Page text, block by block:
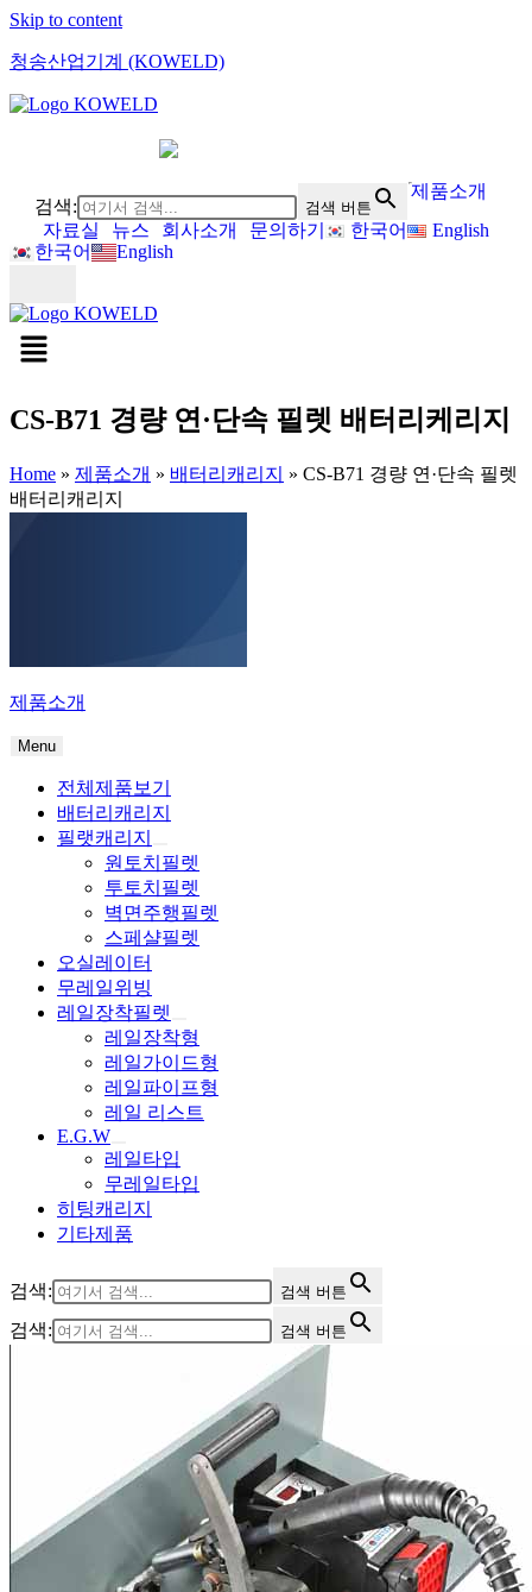
Skip to content
청송산업기계 (KOWELD)
검색: 검색 버튼
제품소개
자료실
뉴스 회사소개 문의하기 한국어
English
한국어
English
CS-B71 경량 연·단속 필렛 배터리케리지
Home » 제품소개 » 배터리캐리지 » CS-B71 경량 연·단속 필렛
배터리캐리지
제품소개
Menu
전체제품보기
배터리캐리지
필랫캐리지
원토치필렛
투토치필렛
벽면주행필렛
스페샬필렛
오실레이터
무레일위빙
레일장착필렛
레일장착형
레일가이드형
레일파이프형
레일 리스트
E.G.W
레일타입
무레일타입
히팅캐리지
기타제품
검색: 검색 버튼
검색: 검색 버튼